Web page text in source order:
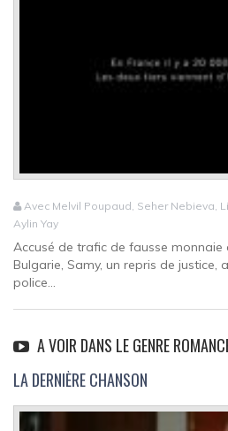
Avec Melvil Poupaud, Seher Nebieva,
Aylin Yay
Accusé de trafic de fausse monnaie
Bulgarie, Samy, un repris de justice,
police...
A VOIR DANS LE GENRE
LA DERNIÈRE CHANSON